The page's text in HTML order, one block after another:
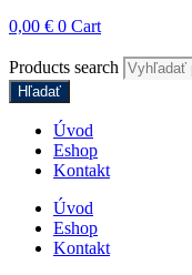
0,00 € 0 Cart
Products search
Hľadať
Úvod
Eshop
Kontakt
Úvod
Eshop
Kontakt